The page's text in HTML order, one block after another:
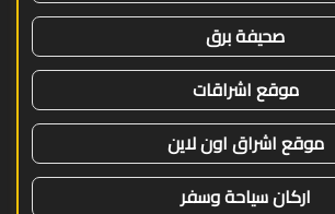
صحيفة برق
موقع اشراقات
موقع اشراق اون لاين
اركان سياحة وسفر